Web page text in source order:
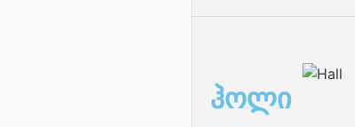
ჰოლი